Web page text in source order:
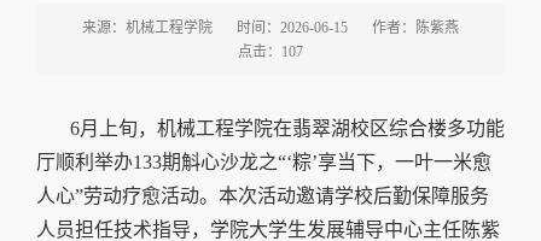
来源：机械工程学院 时间：2026-06-15
作者：陈紫燕
点击： 107
6月上旬，机械工程学院在翡翠湖校区综合楼多功能
厅顺利举办133期斛心沙龙之“‘粽’享当下，一叶一米愈
人心”劳动疗愈活动。本次活动邀请学校后勤保障服务
人员担任技术指导，学院大学生发展辅导中心主任陈紫